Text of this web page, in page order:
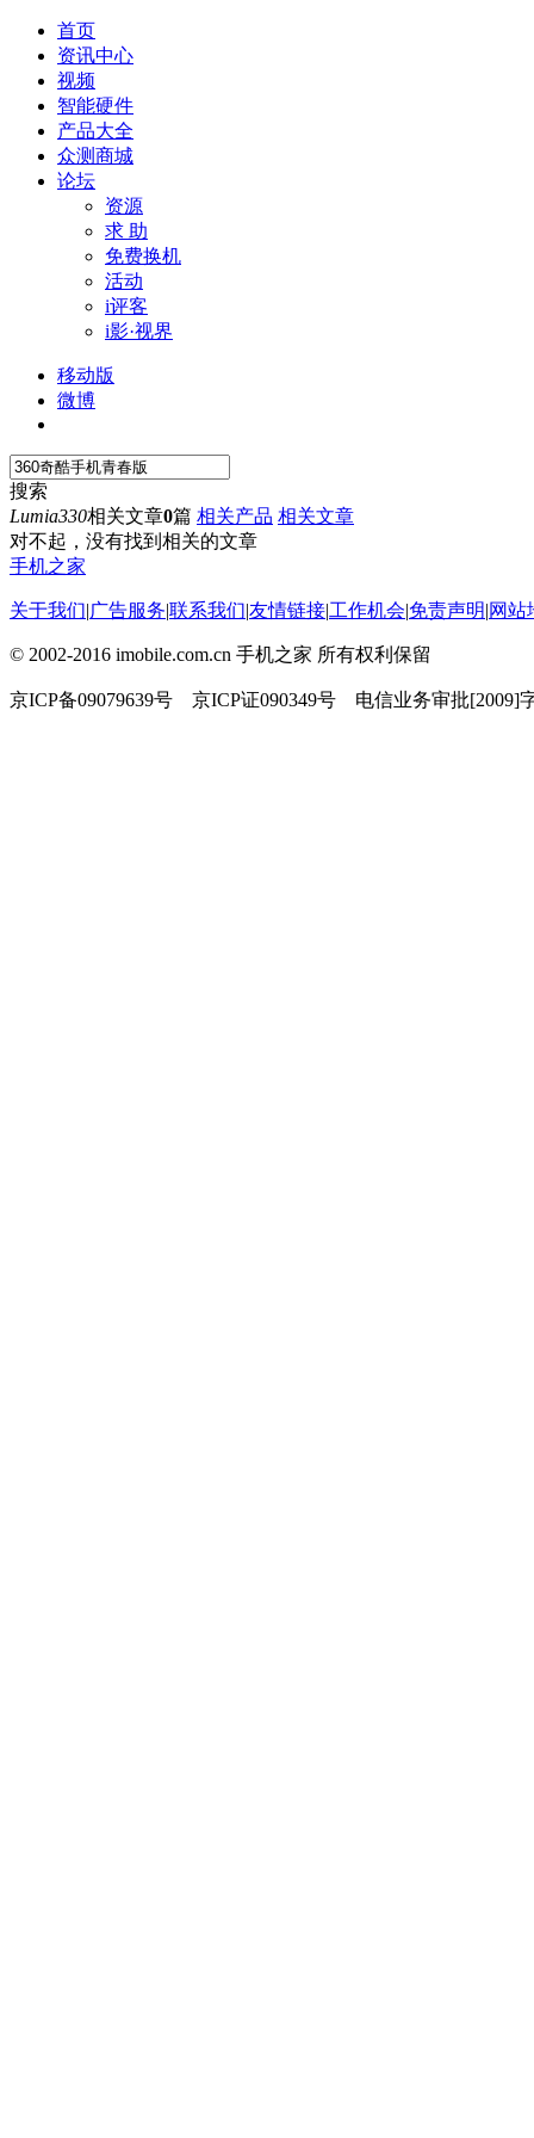
首页
资讯中心
视频
智能硬件
产品大全
众测商城
论坛
资源
求 助
免费换机
活动
i评客
i影·视界
移动版
微博
搜索
Lumia330相关文章0篇 相关产品 相关文章
对不起，没有找到相关的文章
手机之家
关于我们|广告服务|联系我们|友情链接|工作机会|免责声明|网站
© 2002-2016 imobile.com.cn 手机之家 所有权利保留
京ICP备09079639号 京ICP证090349号 电信业务审批[2009]